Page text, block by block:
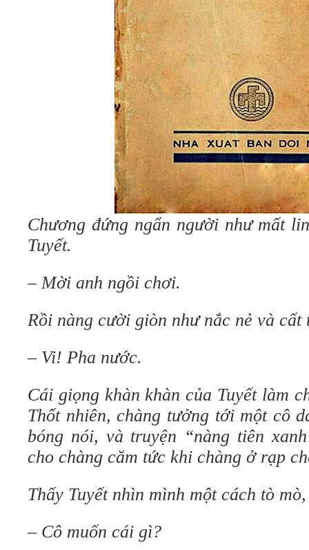
Chương đứng ngẩn người như mất
Tuyết.
– Mời anh ngồi chơi.
Rồi nàng cười giòn như nắc nẻ và cất
– Vi! Pha nước.
Cái giọng khàn khàn của Tuyết làm
Thốt nhiên, chàng tưởng tới một cô
bóng nói, và truyện “nàng tiên
cho chàng căm tức khi chàng ở rạp
Thấy Tuyết nhìn mình một cách tò
– Cô muốn cái gì?